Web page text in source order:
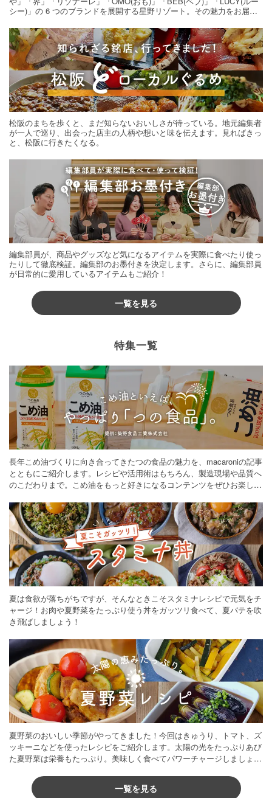
シー)」の 6 つのブランドを展開する星野リゾート。その魅力をお届け
松阪のまちを歩くと、まだ知らないおいしさが待っている。地元編集者
が一人で巡り、出会った店主の人柄や想いと味を伝えます。見ればきっ
と、松阪に行きたくなる。
編集部員が、商品やグッズなど気になるアイテムを実際に食べたり使っ
たりして徹底検証。編集部のお墨付きを決定します。さらに、編集部員
が日常的に愛用しているアイテムもご紹介！
一覧を見る
特集一覧
長年こめ油づくりに向き合ってきたつの食品の魅力を、macaroniの記事
とともにご紹介します。レシピや活用術はもちろん、製造現場や品質へ
のこだわりまで。こめ油をもっと好きになるコンテンツをぜひお楽しみ
夏は食欲が落ちがちですが、そんなときこそスタミナレシピで元気をチ
ャージ！お肉や夏野菜をたっぷり使う丼をガッツリ食べて、夏バテを吹
き飛ばしましょう！
夏野菜のおいしい季節がやってきました！今回はきゅうり、トマト、ズ
ッキーニなどを使ったレシピをご紹介します。太陽の光をたっぷりあび
た夏野菜は栄養もたっぷり。美味しく食べてパワーチャージしましょう
一覧を見る